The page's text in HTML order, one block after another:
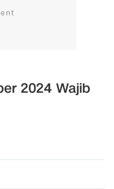
2024 Wajib